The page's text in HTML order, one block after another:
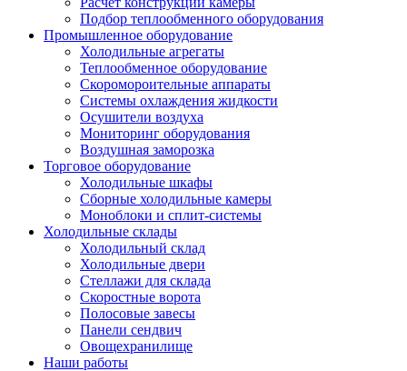
Подбор теплообменного оборудования
Промышленное оборудование
Холодильные агрегаты
Теплообменное оборудование
Скоромороительные аппараты
Системы охлаждения жидкости
Осушители воздуха
Мониторинг оборудования
Воздушная заморозка
Торговое оборудование
Холодильные шкафы
Сборные холодильные камеры
Моноблоки и сплит-системы
Холодильные склады
Холодильный склад
Холодильные двери
Стеллажи для склада
Скоростные ворота
Полосовые завесы
Панели сендвич
Овощехранилище
Наши работы